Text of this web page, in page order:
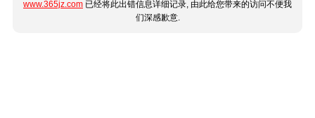
www.365jz.com 已经将此出错信息详细记录, 由此给您带来的访问不便我
们深感歉意.